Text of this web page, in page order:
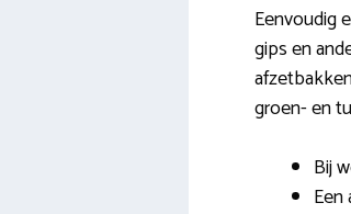
Eenvoudig
gips en
groen- en
Bij